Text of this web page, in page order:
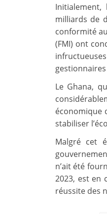
milliards de
conformité
(FMI) ont
Le Ghana,
économique
stabiliser
Malgré cet
n’ait été
2023, est en
réussite des